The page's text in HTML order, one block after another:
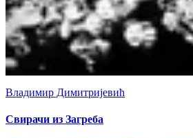
Владимир Димитријевић
Свирачи из Загреба